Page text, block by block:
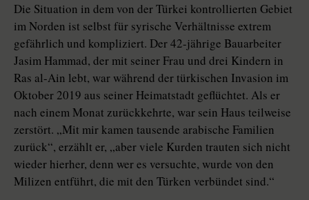
Die Situation in dem von der Türkei kontrollierten Gebiet
im Norden ist selbst für syrische Verhältnisse extrem
gefährlich und kompliziert. Der 42-jährige Bauarbeiter
Jasim Hammad, der mit seiner Frau und drei Kindern in
Ras al-Ain lebt, war während der türkischen Invasion im
Oktober 2019 aus seiner Heimatstadt geflüchtet. Als er
nach einem Monat zurückkehrte, war sein Haus teilweise
zerstört. „Mit mir kamen tausende arabische Familien
zurück“, erzählt er, „aber viele Kurden trauten sich nicht
wieder hierher, denn wer es versuchte, wurde von den
Milizen entführt, die mit den Türken verbündet sind.“